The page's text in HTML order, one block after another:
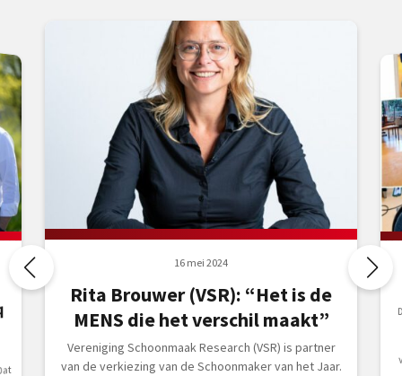
16 mei 2024
Rita Brouwer (VSR): “Het is de
MENS die het verschil maakt”
Vereniging Schoonmaak Research (VSR) is partner
van de verkiezing van de Schoonmaker van het Jaar.